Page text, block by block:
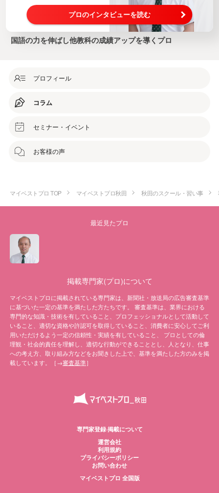
プロのインタビューを読む
国語の力を伸ばし他教科の成績アップを導くプロ
プロフィール
コラム
セミナー・イベント
お客様の声
マイベストプロ TOP マイベストプロ秋田 秋田のスクール・習い事
最近見たプロ
掲載専門家(プロ)について
マイベストプロに掲載されている専門家は、新聞社・放送局の広告審査基準
に基づいた一定の基準を満たした方たちです。 審査基準は、業界における
専門的な知識・技術を有していること、プロフェッショナルとして活動して
いること、適切な資格や許認可を取得していること、消費者に安心してご利
用いただけるよう一定の信頼性・実績を有していること、 プロとしての倫
理観・社会的責任を理解し、適切な行動ができることとし、人となり、仕事
への考え方、取り組み方などをお聞きした上で、基準を満たした方のみを掲
載しています。［→審査基準］
専門家登録·掲載について
運営会社
利用規約
プライバシーポリシー
お問い合わせ
マイベストプロ 全国版